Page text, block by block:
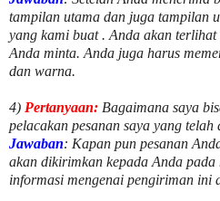
tampilan utama dan juga tampilan
yang kami buat . Anda akan terlihat
Anda minta. Anda juga harus
dan warna.
4) Pertanyaan: Bagaimana saya
pelacakan pesanan saya yang
Jawaban: Kapan pun pesanan
akan dikirimkan kepada Anda
informasi mengenai pengiriman ini